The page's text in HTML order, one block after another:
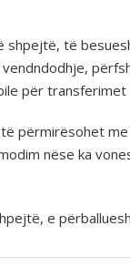
shpejtë, të
për transferimet
përmirësohet
nëse ka
e